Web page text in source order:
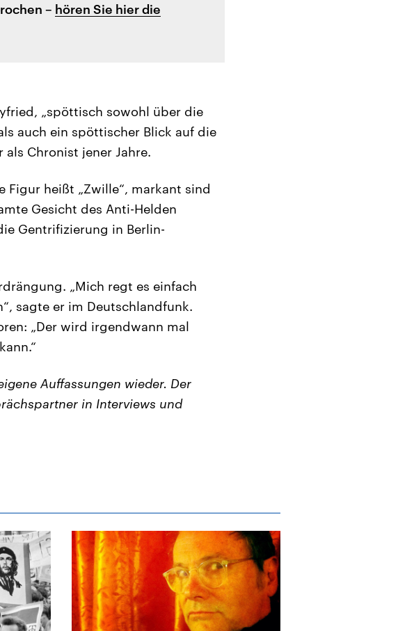
– hören Sie hier die
„spöttisch sowohl über die
auch ein spöttischer Blick auf die
als Chronist jener Jahre.
Figur heißt „Zwille“, markant sind
Gesicht des Anti-Helden
Gentrifizierung in Berlin-
„Mich regt es einfach
sagte er im Deutschlandfunk.
„Der wird irgendwann mal
Auffassungen wieder. Der
in Interviews und